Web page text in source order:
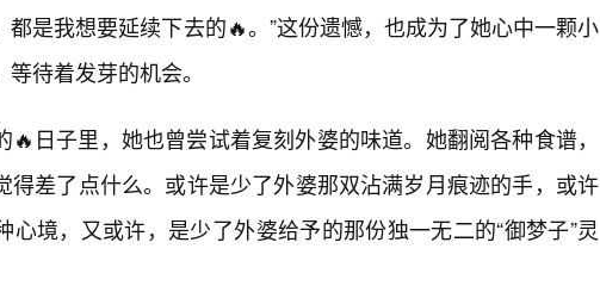
是我想要延续下去的🔥。”这份遗憾，也成为了她心中一颗小
待着发芽的机会。
日子里，她也曾尝试着复刻外婆的味道。她翻阅各种食谱，
得差了点什么。或许是少了外婆那双沾满岁月痕迹的手，或许
心境，又或许，是少了外婆给予的那份独一无二的“御梦子”灵